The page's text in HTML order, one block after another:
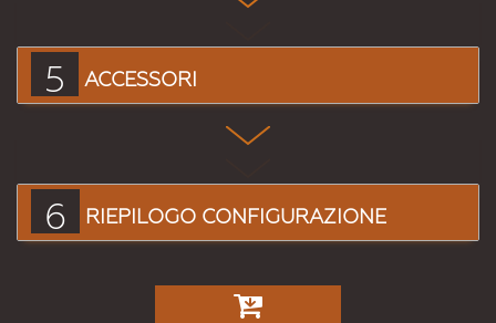
5 ACCESSORI
6 RIEPILOGO CONFIGURAZIONE